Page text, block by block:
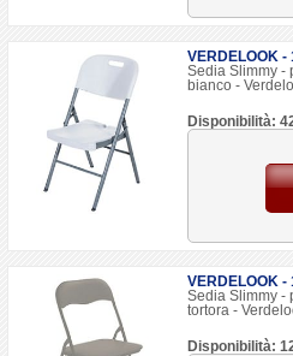
VERDELOOK -
Sedia Slimmy -
bianco -
Disponibilità:
VERDELOOK -
Sedia Slimmy -
tortora -
Disponibilità: